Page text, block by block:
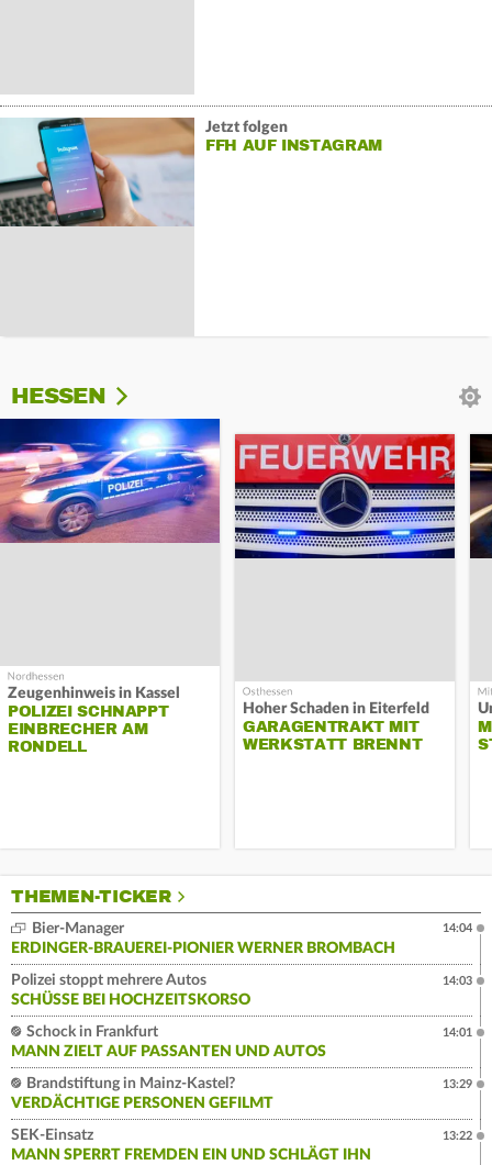
Jetzt folgen
FFH AUF INSTAGRAM
HESSEN
Zeugenhinweis in Kassel
POLIZEI SCHNAPPT
EINBRECHER AM
RONDELL
Hoher Schaden in Eiterfeld
GARAGENTRAKT MIT
WERKSTATT BRENNT
THEMEN-TICKER
Bier-Manager
ERDINGER-BRAUEREI-PIONIER WERNER BROMBACH
14:04
Polizei stoppt mehrere Autos
SCHÜSSE BEI HOCHZEITSKORSO
14:03
Schock in Frankfurt
MANN ZIELT AUF PASSANTEN UND AUTOS
14:01
Brandstiftung in Mainz-Kastel?
VERDÄCHTIGE PERSONEN GEFILMT
13:29
SEK-Einsatz
MANN SPERRT FREMDEN EIN UND SCHLÄGT IHN
13:22